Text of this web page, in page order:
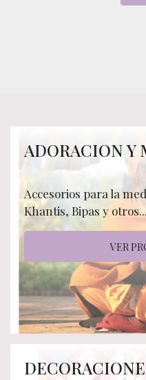
ADORACION Y
Accesorios para la
Khantis, Bipas y
VER